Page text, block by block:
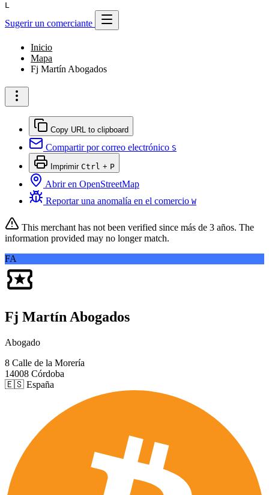
L
Sugerir un comerciante
Inicio
Mapa
Fj Martín Abogados
Copy URL to clipboard
Compartir por correo electrónico S
Imprimir Ctrl + P
Abrir en OpenStreetMap
Reportar una anomalía en el comercio W
This merchant has not been verified since más de 3 años. The
information provided may no longer match.
FA
Fj Martín Abogados
Abogado
8 Calle de la Morería
14008 Córdoba
🇪🇸 España